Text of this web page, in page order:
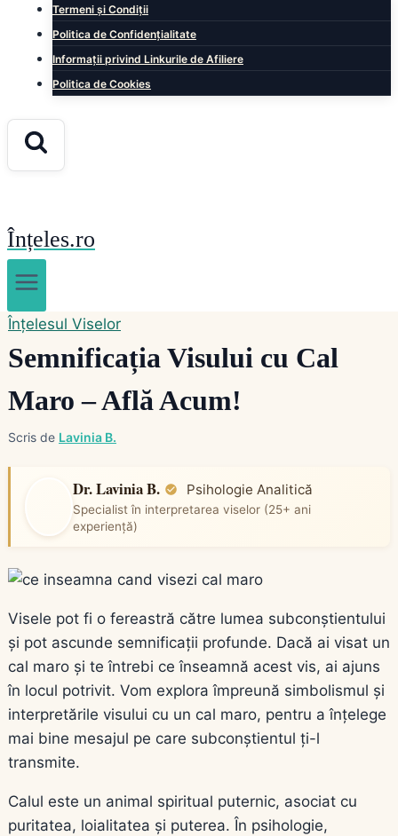
Termeni și Condiții
Politica de Confidențialitate
Informații privind Linkurile de Afiliere
Politica de Cookies
Înțeles.ro
Înțelesul Viselor
Semnificația Visului cu Cal
Maro – Află Acum!
Scris de Lavinia B.
Dr. Lavinia B. Psihologie Analitică
Specialist în interpretarea viselor (25+ ani
experiență)
Visele pot fi o fereastră către lumea subconștientului
și pot ascunde semnificații profunde. Dacă ai visat un
cal maro și te întrebi ce înseamnă acest vis, ai ajuns
în locul potrivit. Vom explora împreună simbolismul și
interpretările visului cu un cal maro, pentru a înțelege
mai bine mesajul pe care subconștientul ți-l
transmite.
Calul este un animal spiritual puternic, asociat cu
puritatea, loialitatea și puterea. În psihologie,